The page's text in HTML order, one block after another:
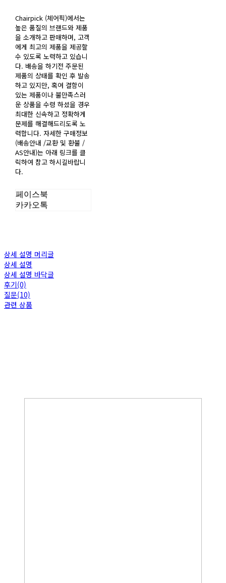
Chairpick (체어픽)에서는
높은 품질의 브랜드와 제품
을 소개하고 판매하며, 고객
에게 최고의 제품을 제공할
수 있도록 노력하고 있습니
다. 배송을 하기전 주문된
제품의 상태를 확인 후 발송
하고 있지만, 혹여 결함이
있는 제품이나 불만족스러
운 상품을 수령 하셨을 경우
최대한 신속하고 정확하게
문제를 해결해드리도록 노
력합니다. 자세한 구매정보
(배송안내 /교환 및 환불 /
AS안내)는 아래 링크를 클
릭하여 참고 하시길바랍니
다.
페이스북
카카오톡
상세 설명 머리글
상세 설명
상세 설명 바닥글
후기(0)
질문(10)
관련 상품